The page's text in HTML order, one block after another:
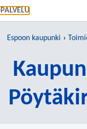
Espoon kaupunki